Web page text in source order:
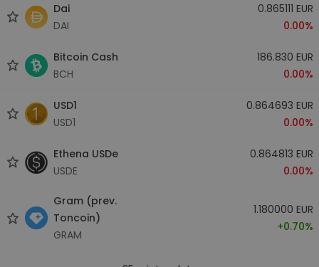
Dai
DAI
0.865111 EUR
0.00%
Bitcoin Cash
BCH
186.830 EUR
0.00%
USD1
USD1
0.864693 EUR
0.00%
Ethena USDe
USDE
0.864813 EUR
0.00%
Gram (prev.
Toncoin)
GRAM
1.180000 EUR
+0.70%